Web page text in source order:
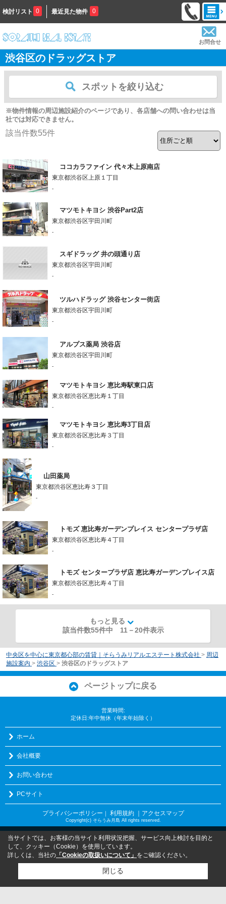
検討リスト 0 最近見た物件 0
お問合せ
渋谷区のドラッグストア
スポットを絞り込む
※物件情報の周辺施設紹介のページであり、各店舗への問い合わせは当
社では対応できません。
該当件数55件
ココカラファイン 代々木上原南店
東京都渋谷区上原１丁目
-
マツモトキヨシ 渋谷Part2店
東京都渋谷区宇田川町
-
スギドラッグ 井の頭通り店
東京都渋谷区宇田川町
-
ツルハドラッグ 渋谷センター街店
東京都渋谷区宇田川町
-
アルプス薬局 渋谷店
東京都渋谷区宇田川町
-
マツモトキヨシ 恵比寿駅東口店
東京都渋谷区恵比寿１丁目
-
マツモトキヨシ 恵比寿3丁目店
東京都渋谷区恵比寿３丁目
-
山田薬局
東京都渋谷区恵比寿３丁目
-
トモズ 恵比寿ガーデンプレイス センタープラザ店
東京都渋谷区恵比寿４丁目
-
トモズ センタープラザ店 恵比寿ガーデンプレイス店
東京都渋谷区恵比寿４丁目
-
もっと見る
該当件数55件中 11 －20件表示
中央区を中心に東京都心部の賃貸｜そらうみリアルエステート株式会社 > 周辺
施設案内 > 渋谷区 > 渋谷区のドラッグストア
ページトップに戻る
営業時間:
定休日:年中無休（年末年始除く）
ホーム
会社概要
お問い合わせ
PCサイト
プライバシーポリシー ｜ 利用規約 ｜アクセスマップ
Copyright(c) そらうみ月島 All rights reserved.
当サイトでは、お客様の当サイト利用状況把握、サービス向上検討を目的と
して、クッキー（Cookie）を使用しています。
詳しくは、当社の 「Cookieの取扱いについて」 をご確認ください。
閉じる